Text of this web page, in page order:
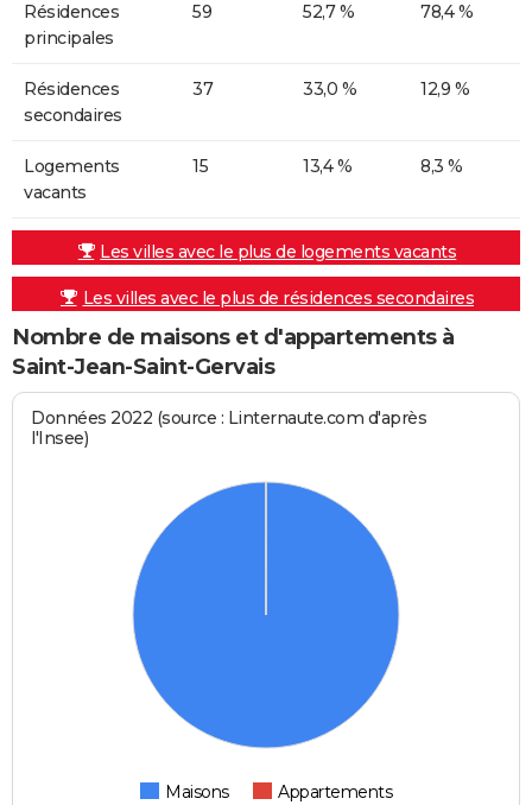
Résidences
principales
59 52,7 % 78,4 %
Résidences
secondaires
37 33,0 % 12,9 %
Logements
vacants
15 13,4 % 8,3 %
Les villes avec le plus de logements vacants
Les villes avec le plus de résidences secondaires
Nombre de maisons et d'appartements à
Saint-Jean-Saint-Gervais
Données 2022 (source : Linternaute.com d'après
l'Insee)
Maisons
Appartements